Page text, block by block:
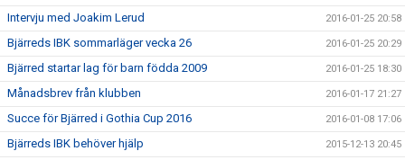
Intervju med Joakim Lerud 2016-01-25 20:58
Bjärreds IBK sommarläger vecka 26 2016-01-25 20:29
Bjärred startar lag för barn födda 2009 2016-01-25 18:30
Månadsbrev från klubben 2016-01-17 21:27
Succe för Bjärred i Gothia Cup 2016 2016-01-08 17:06
Bjärreds IBK behöver hjälp 2015-12-13 20:45